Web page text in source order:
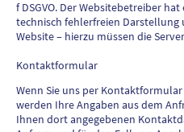
f DSGVO. Der Websitebetreiber
technisch fehlerfreien Darstellung
Website – hierzu müssen die
Kontaktformular
Wenn Sie uns per
werden Ihre Angaben aus dem
Ihnen dort angegebenen